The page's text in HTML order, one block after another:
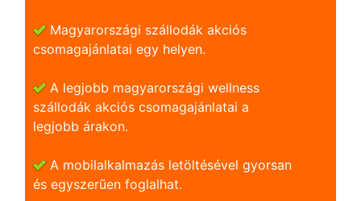
Magyarországi szállodák akciós
csomagajánlatai egy helyen.
A legjobb magyarországi wellness
szállodák akciós csomagajánlatai a
legjobb árakon.
A mobilalkalmazás letöltésével gyorsan
és egyszerũen foglalhat.